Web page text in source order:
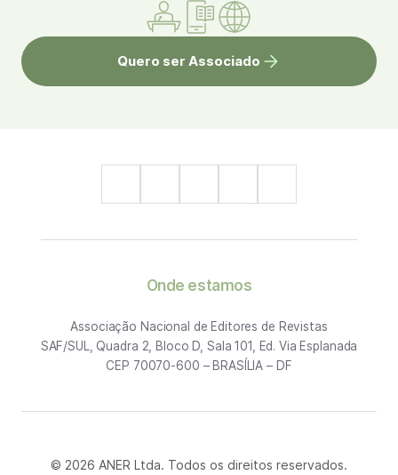
Quero ser Associado
Onde estamos
Associação Nacional de Editores de Revistas
SAF/SUL, Quadra 2, Bloco D, Sala 101, Ed. Via Esplanada
CEP 70070-600 – BRASÍLIA – DF
© 2026 ANER Ltda. Todos os direitos reservados.